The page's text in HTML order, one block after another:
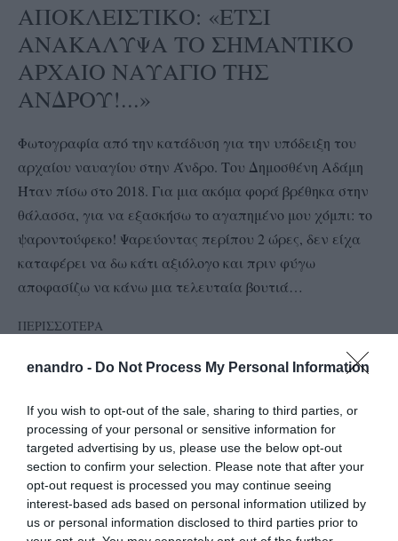
enandro - Do Not Process My Personal Information
If you wish to opt-out of the sale, sharing to third parties, or
processing of your personal or sensitive information for
targeted advertising by us, please use the below opt-out
section to confirm your selection. Please note that after your
opt-out request is processed you may continue seeing
interest-based ads based on personal information utilized by
us or personal information disclosed to third parties prior to
ΑΠΟΚΛΕΙΣΤΙΚΟ: «ΕΤΣΙ
ΑΝΑΚΑΛΥΨΑ ΤΟ ΣΗΜΑΝΤΙΚΟ
ΑΡΧΑΙΟ ΝΑΥΑΓΙΟ ΤΗΣ
ΑΝΔΡΟΥ!...»
Φωτογραφία από την κατάδυση για την υπόδειξη του
αρχαίου ναυαγίου στην Άνδρο. Του Δημοσθένη Αδάμη
Ήταν πίσω στο 2018. Για μια ακόμα φορά βρέθηκα στην
θάλασσα, για να εξασκήσω το αγαπημένο μου χόμπι: το
ψαροντούφεκο! Ψαρεύοντας περίπου 2 ώρες, δεν είχα
καταφέρει να δω κάτι αξιόλογο και πριν φύγω
αποφασίζω να κάνω μια τελευταία βουτιά…
ΠΕΡΙΣΣΟΤΕΡΑ
1 2 3 4 5 … 2,263